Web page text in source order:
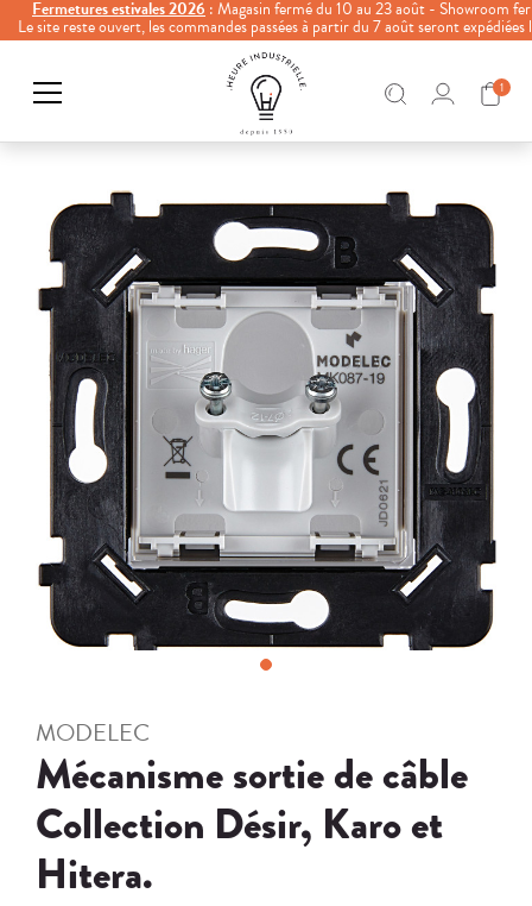
MODELEC
Mécanisme sortie de câble
Collection Désir, Karo et
Hitera.
Fermetures estivales 2026 : Magasin fermé du 10 au 23 août - Showroom
Le site reste ouvert, les commandes passées à partir du 7 août seront
1